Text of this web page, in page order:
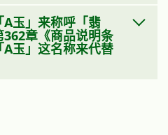
玉」来称呼「翡
章《商品说明条
玉」这名称来代替